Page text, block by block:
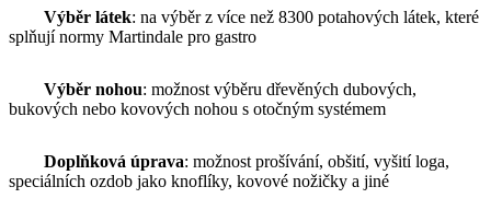
Výběr látek: na výběr z více než 8300 potahových látek, které
splňují normy Martindale pro gastro
Výběr nohou: možnost výběru dřevěných dubových,
bukových nebo kovových nohou s otočným systémem
Doplňková úprava: možnost prošívání, obšití, vyšití loga,
speciálních ozdob jako knoflíky, kovové nožičky a jiné